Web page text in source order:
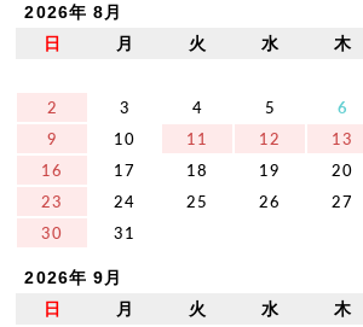
2026年 8月
日
月 火 水 木
2
3 4 5 6
9
10 11 12 13
16
17 18 19 20
23
24 25 26 27
30
31
2026年 9月
日
月 火 水 木